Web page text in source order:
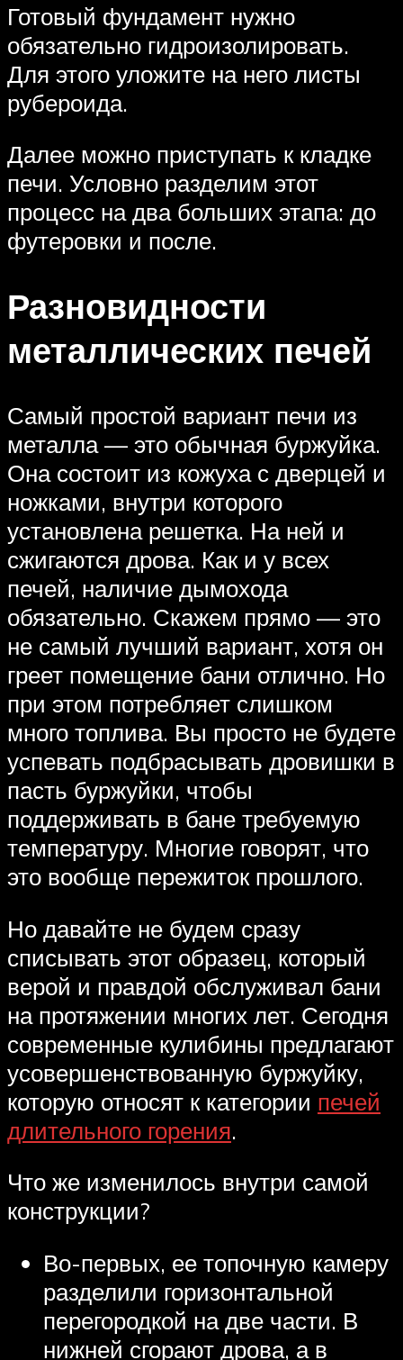
Готовый фундамент нужно
обязательно гидроизолировать.
Для этого уложите на него листы
рубероида.
Далее можно приступать к кладке
печи. Условно разделим этот
процесс на два больших этапа: до
футеровки и после.
Разновидности
металлических печей
Самый простой вариант печи из
металла — это обычная буржуйка.
Она состоит из кожуха с дверцей и
ножками, внутри которого
установлена решетка. На ней и
сжигаются дрова. Как и у всех
печей, наличие дымохода
обязательно. Скажем прямо — это
не самый лучший вариант, хотя он
греет помещение бани отлично. Но
при этом потребляет слишком
много топлива. Вы просто не будете
успевать подбрасывать дровишки в
пасть буржуйки, чтобы
поддерживать в бане требуемую
температуру. Многие говорят, что
это вообще пережиток прошлого.
Но давайте не будем сразу
списывать этот образец, который
верой и правдой обслуживал бани
на протяжении многих лет. Сегодня
современные кулибины предлагают
усовершенствованную буржуйку,
которую относят к категории печей
длительного горения.
Что же изменилось внутри самой
конструкции?
Во-первых, ее топочную камеру
разделили горизонтальной
перегородкой на две части. В
нижней сгорают дрова, а в